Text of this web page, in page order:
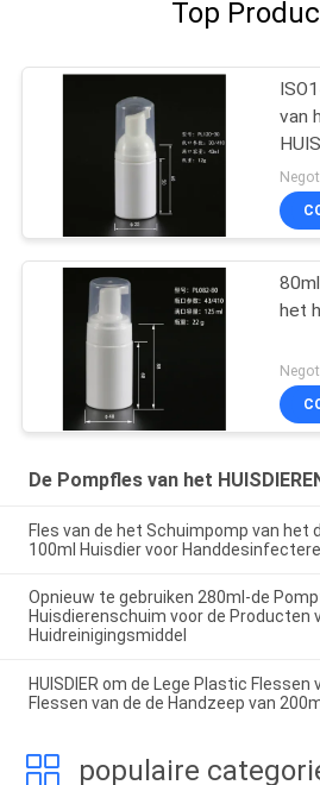
Top
van
het
De Pompfles van het
Fles van de het Schuimpomp van het
100ml Huisdier voor
Opnieuw te gebruiken 280ml-de
Huisdierenschuim voor de Producten
Huidreinigingsmiddel
HUISDIER om de Lege Plastic Flessen
Flessen van de de Handzeep van
populaire